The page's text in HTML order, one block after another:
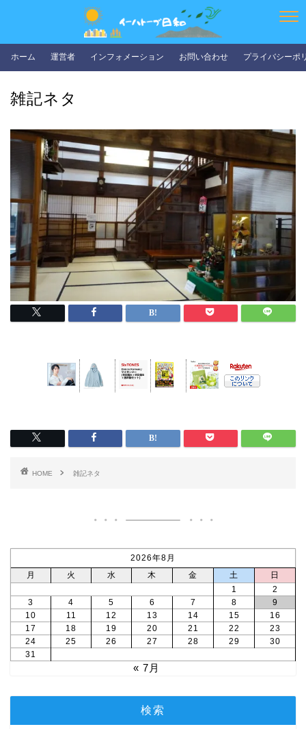
ホーム 運営者 インフォメーション お問い合わせ プライバシーポ
雑記ネタ
HOME 雑記ネタ
2026年8月
月
火 水 木 金 土
日
1
2
3
4 5 6 7 8
9
10
11 12 13 14 15
16
17
18 19 20 21 22
23
24
25 26 27 28 29
30
31
« 7月
検索